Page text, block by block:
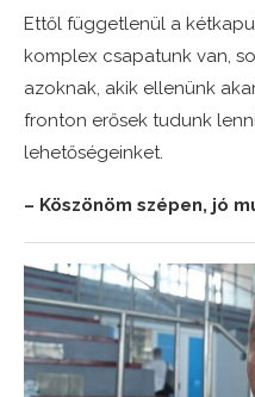
Ettől függetlenül a
komplex csapatunk van,
azoknak, akik ellenünk
fronton erősek tudunk
lehetőségeinket.
– Köszönöm szépen, jó